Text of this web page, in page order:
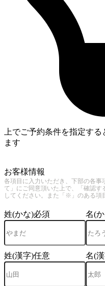
上でご予約条件を指定す
ます
お客様情報
各項目に入力いただき、下部の各
て」にご同意頂いた上で、「確認
してください。また「※」のある項
姓(かな)必須 名(
姓(漢字)任意 名(